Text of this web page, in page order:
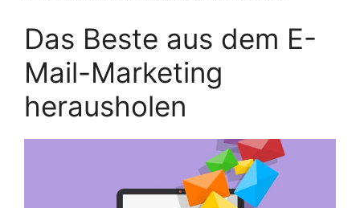
Das Beste aus dem E-
Mail-Marketing
herausholen